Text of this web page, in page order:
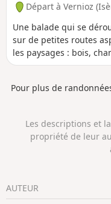
Départ à Vernioz
Une balade qui se
sur de petites routes
les paysages : bois,
n'est à redouter hormis
Pour plus de
Les descriptions et
propriété de leur
AUTEUR